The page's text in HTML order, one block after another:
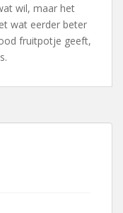
wil, maar het
wat eerder beter
fruitpotje geeft,